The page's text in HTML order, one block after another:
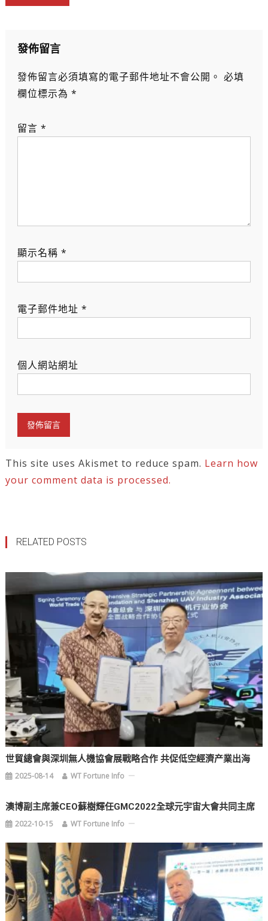
章
覽發佈留言
發佈留言必須填寫的電子郵件地址不會公開。 必填
欄位標示為 *
留言 *
顯示名稱 *
電子郵件地址 *
個人網站網址
This site uses Akismet to reduce spam. Learn how
your comment data is processed.
RELATED POSTS
世貿總會與深圳無人機協會展戰略合作 共促低空經濟产業出海
2025-08-14 WT Fortune Info
澳博副主席兼CEO蘇樹輝任GMC2022全球元宇宙大會共同主席
2022-10-15 WT Fortune Info